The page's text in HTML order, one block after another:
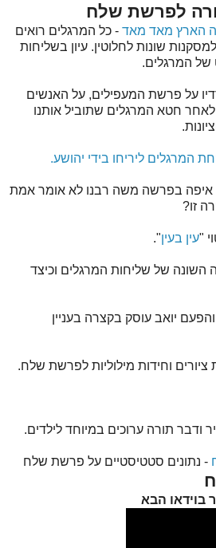
לפרשת שלח
הארץ מאד מאד - כל המרגלים רואים
שונות לחלוטין. עיון בשליחות
של המרגלים.
על פרשת המעפילים, על האנשים
חטא המרגלים שתוביל אותנו
ליריחו בידי יהושע.
איפה בפרשה משה רבנו לא אומר אמת
זו?
"עין בעין".
השונה של שליחות המרגלים וכיצד
יואב עוסק בקצרה בעניין
ציורים וחידות מילוליות לפרשת שלח.
ודבר תורה ערוכים במיוחד לילדים.
- נתונים סטטיסטיים על פרשת שלח
בוידאו הבא